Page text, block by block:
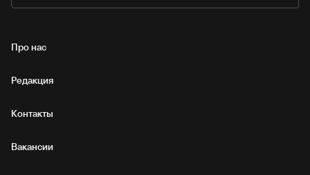
Про нас
Редакция
Контакты
Вакансии